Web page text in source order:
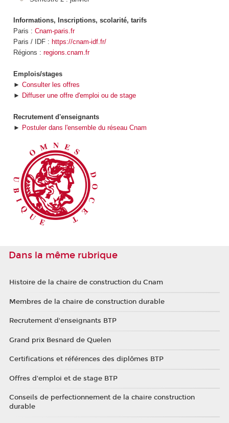
Informations, Inscriptions, scolarité, tarifs
Paris : Cnam-paris.fr
Paris / IDF : https://cnam-idf.fr/
Régions : regions.cnam.fr
Emplois/stages
► Consulter les offres
► Diffuser une offre d'emploi ou de stage
Recrutement d'enseignants
► Postuler dans l'ensemble du réseau Cnam
Dans la même rubrique
Histoire de la chaire de construction du Cnam
Membres de la chaire de construction durable
Recrutement d'enseignants BTP
Grand prix Besnard de Quelen
Certifications et références des diplômes BTP
Offres d'emploi et de stage BTP
Conseils de perfectionnement de la chaire construction
durable